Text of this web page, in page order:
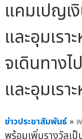
แคมเปญเ
และอุมเร
จเดินทาง
และอุมเร
ข่าวประชาสัมพันธ์ »
พร้อมเพิ่มรางวัลเ